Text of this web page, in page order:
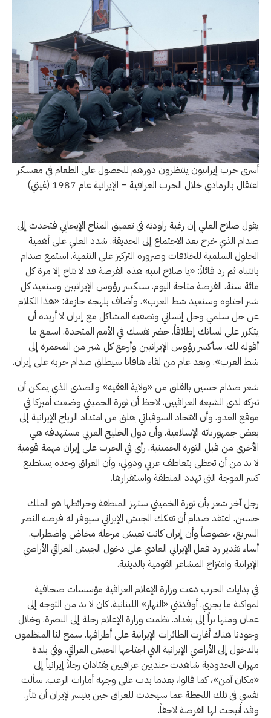
أسرى حرب إيرانيون ينتظرون دورهم للحصول على الطعام في معسكر
اعتقال بالرمادي خلال الحرب العراقية – الإيرانية عام 1987 (غيتي)
يقول صلاح العلي إن رغبة راودته في تعميق المناخ الإيجابي فتحدث إلى
صدام الذي خرج بعد الاجتماع إلى الحديقة. شدد العلي على أهمية
الحلول السلمية للخلافات وضرورة التركيز على التنمية. استمع صدام
بانتباه ثم رد قائلاً: «يا صلاح انتبه هذه الفرصة قد لا تتاح إلا مرة كل
مائة سنة. الفرصة متاحة اليوم. سنكسر رؤوس الإيرانيين وسنعيد كل
شبر احتلوه وسنعيد شط العرب». وأضاف بلهجة حازمة: «هذا الكلام
عن حل سلمي وحل إنساني وتصفية المشاكل مع إيران لا أريده أن
يتكرر على لسانك إطلاقاً. حضر نفسك في الأمم المتحدة. اسمع ما
أقوله لك. سأكسر رؤوس الإيرانيين وأرجع كل شبر من المحمرة إلى
شط العرب». وبعد عام من لقاء هافانا سيطلق صدام حربه على إيران.
شعر صدام حسين بالقلق من «ولاية الفقيه» والصدى الذي يمكن أن
تتركه لدى الشيعة العراقيين. لاحظ أن ثورة الخميني وضعت أميركا في
موقع العدو. وأن الاتحاد السوفياتي يقلق من امتداد الرياح الإيرانية إلى
بعض جمهورياته الإسلامية. وأن دول الخليج العربي مستهدفة هي
الأخرى من قبل الثورة الخمينية. رأى في الحرب على إيران مهمة قومية
لا بد من أن تحظى بتعاطف عربي ودولي، وأن العراق وحده يستطيع
كسر الموجة التي تهدد المنطقة واستقرارها.
رجل آخر شعر بأن ثورة الخميني ستهز المنطقة وخرائطها هو الملك
حسين. اعتقد صدام أن تفكك الجيش الإيراني سيوفر له فرصة النصر
السريع، خصوصاً وأن إيران كانت تعيش مرحلة مخاض واضطراب.
أساء تقدير رد فعل الإيراني العادي على دخول الجيش العراقي الأراضي
الإيرانية وامتزاج المشاعر القومية بالدينية.
في بدايات الحرب دعت وزارة الإعلام العراقية مؤسسات صحافية
لمواكبة ما يجري. أوفدتني «النهار» اللبنانية. كان لا بد من التوجه إلى
عمان ومنها براً إلى بغداد. نظمت وزارة الإعلام رحلة إلى البصرة. وخلال
وجودنا هناك أغارت الطائرات الإيرانية على أطرافها. سمح لنا المنظمون
بالدخول إلى الأراضي الإيرانية التي اجتاحها الجيش العراقي. وفي بلدة
مهران الحدودية شاهدت جنديين عراقيين يقتادان رجلاً إيرانياً إلى
«مكان آمن»، كما قالوا، بعدما بدت على وجهه أمارات الرعب. سألت
نفسي في تلك اللحظة عما سيحدث للعراق حين يتيسر لإيران أن تثأر.
وقد أتيحت لها الفرصة لاحقاً.